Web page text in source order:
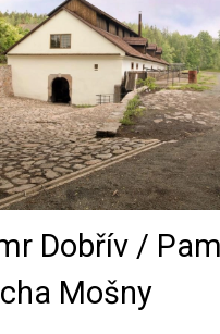
Dobřív /
Mošny